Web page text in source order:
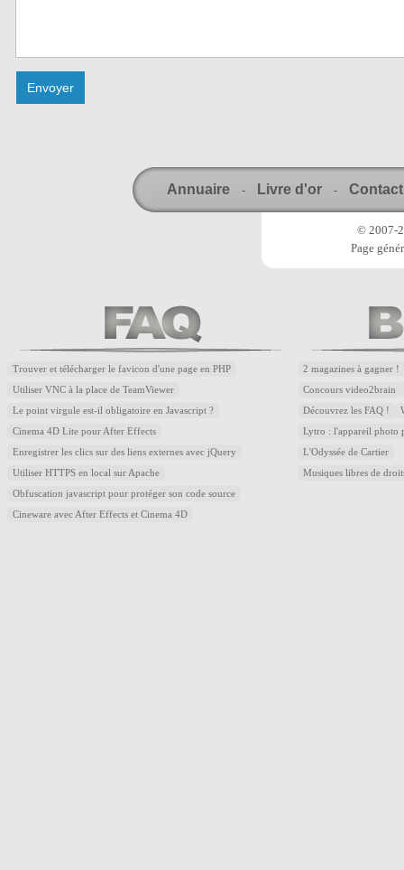
Annuaire - Livre d'or - Contact
© 2007-
Page
Trouver et télécharger le favicon d'une page en PHP
Utiliser VNC à la place de TeamViewer
Le point virgule est-il obligatoire en Javascript ?
Cinema 4D Lite pour After Effects
Enregistrer les clics sur des liens externes avec jQuery
Utiliser HTTPS en local sur Apache
Obfuscation javascript pour protéger son code source
Cineware avec After Effects et Cinema 4D
2 magazines à gagner !
Concours video2brain
Découvrez les FAQ !
Lytro : l'appareil photo
L'Odyssée de Cartier
Musiques libres de